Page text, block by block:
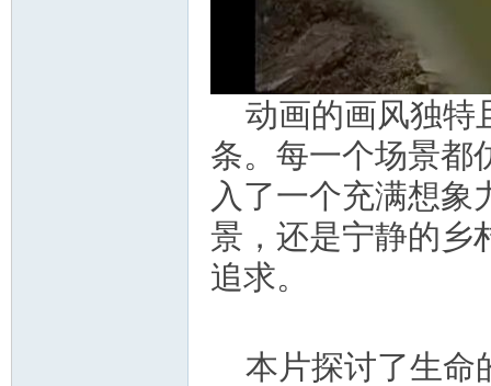
动画的画风独特
条。每一个场景都
入了一个充满想象
景，还是宁静的乡
追求。
本片探讨了生命